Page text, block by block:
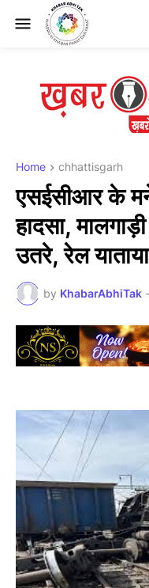
Home chhattisgarh
एसईसीआर के
हादसा,
उतरे, रेल
by KhabarAbhiTak -